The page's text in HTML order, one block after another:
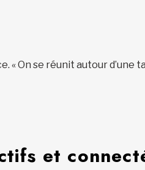
« On se réunit autour d’une
et